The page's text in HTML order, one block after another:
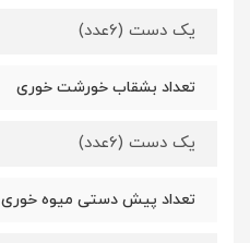
یک دست (6عدد)
تعداد بشقاب خورشت خوری
یک دست (6عدد)
تعداد پیش دستی میوه خوری